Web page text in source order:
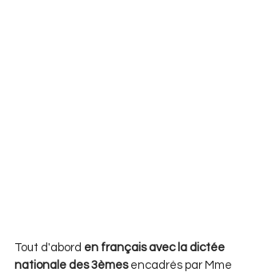
Tout d'abord en français avec la dictée
nationale des 3èmes encadrés par Mme